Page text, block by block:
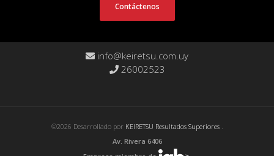
Contáctenos
info@keiretsu.com.uy
26002523
©2026 Desarrollado por KEIRETSU Resultados Superiores
Av. Rivera 6406